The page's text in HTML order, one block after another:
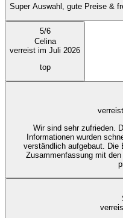
Super Auswahl, gute Preise &
5/6
Celina
verreist im Juli 2026
top
Wir sind sehr zufrieden.
Informationen wurden
verständlich aufgebaut. Die
Zusammenfassung mit